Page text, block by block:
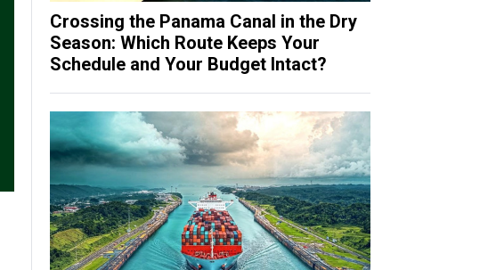
Crossing the Panama Canal in the Dry
Season: Which Route Keeps Your
Schedule and Your Budget Intact?